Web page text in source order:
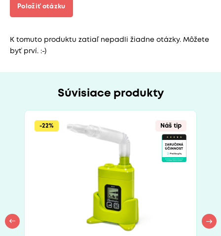
Položiť otázku
K tomuto produktu zatiaľ nepadli žiadne otázky. Môžete
byť prví. :-)
Súvisiace produkty
-22% Náš tip